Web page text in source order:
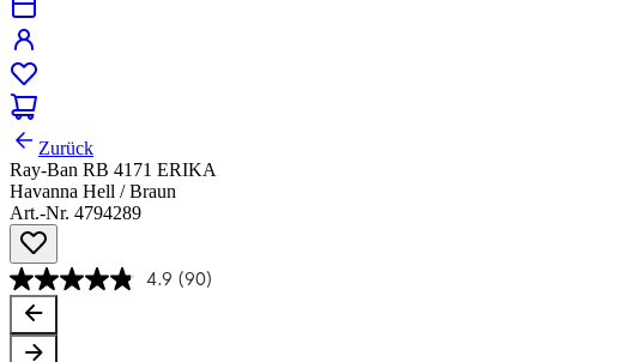
Zurück
Ray-Ban RB 4171 ERIKA
Havanna Hell / Braun
Art.-Nr. 4794289
4.9 (90)